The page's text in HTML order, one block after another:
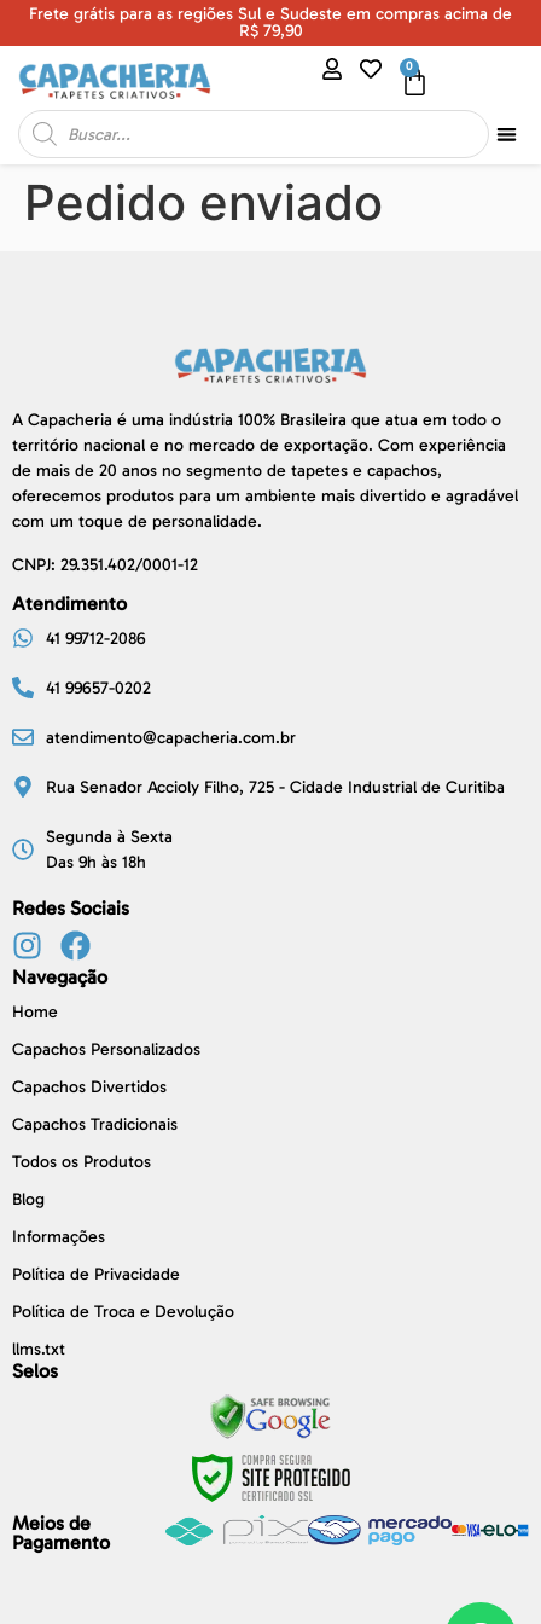
Frete grátis para as regiões Sul e Sudeste em compras acima de
R$ 79,90
0
Pedido enviado
A Capacheria é uma indústria 100% Brasileira que atua em todo o
território nacional e no mercado de exportação. Com experiência
de mais de 20 anos no segmento de tapetes e capachos,
oferecemos produtos para um ambiente mais divertido e agradável
com um toque de personalidade.
CNPJ: 29.351.402/0001-12
Atendimento
41 99712-2086
41 99657-0202
atendimento@capacheria.com.br
Rua Senador Accioly Filho, 725 - Cidade Industrial de Curitiba
Segunda à Sexta
Das 9h às 18h
Redes Sociais
Navegação
Home
Capachos Personalizados
Capachos Divertidos
Capachos Tradicionais
Todos os Produtos
Blog
Informações
Política de Privacidade
Política de Troca e Devolução
llms.txt
Selos
Meios de
Pagamento